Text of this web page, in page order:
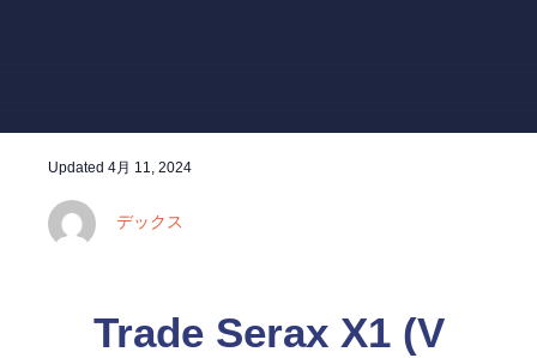
Updated 4月 11, 2024
デックス
Trade Serax X1 (V